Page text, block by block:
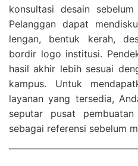
konsultasi desain
Pelanggan dapat
lengan, bentuk kerah,
bordir logo institusi.
hasil akhir lebih sesuai
kampus. Untuk
layanan yang tersedia,
seputar pusat
sebagai referensi sebelum